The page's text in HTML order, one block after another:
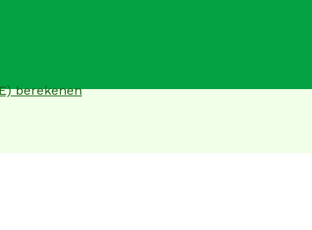
berekenen